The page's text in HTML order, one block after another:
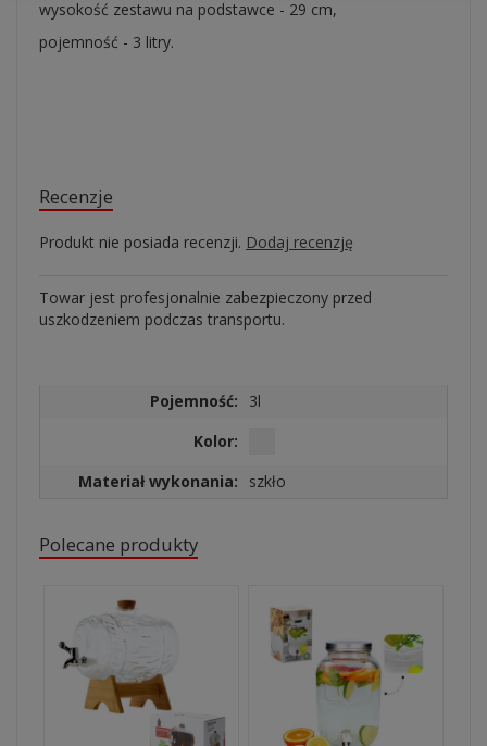
wysokość zestawu na podstawce - 29 cm,
pojemność - 3 litry.
Recenzje
Produkt nie posiada recenzji. Dodaj recenzję
Towar jest profesjonalnie zabezpieczony przed
uszkodzeniem podczas transportu.
Pojemność:
3l
Kolor:
Materiał wykonania:
szkło
Polecane produkty